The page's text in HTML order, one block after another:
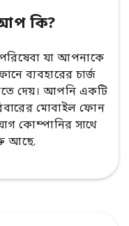
কি?
যা আপনাকে
ব্যবহারের চার্জ
দেয়। আপনি একটি
মোবাইল ফোন
কোম্পানির সাথে
আছে.